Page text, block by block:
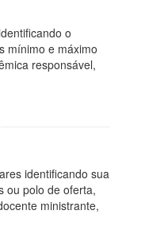
o
mínimo e máximo
responsável,
identificando sua
ou polo de oferta,
ministrante,